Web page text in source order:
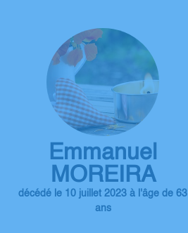
Emmanuel
MOREIRA
décédé le 10 juillet 2023 à l'âge de 63
ans